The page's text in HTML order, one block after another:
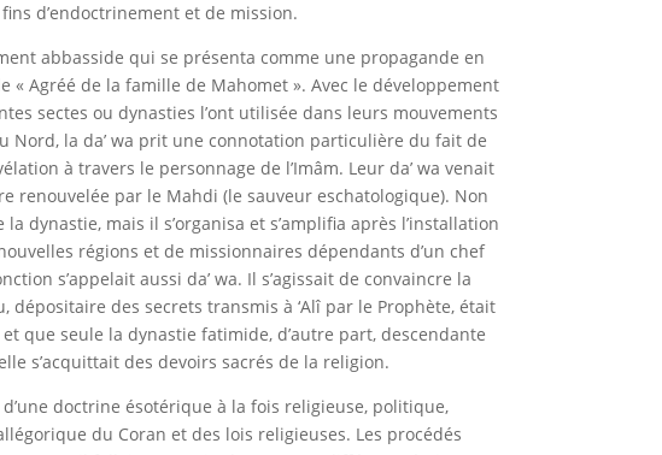
d’endoctrinement et de mission.
abbasside qui se présenta comme une propagande en
Agréé de la famille de Mahomet ». Avec le développement
sectes ou dynasties l’ont utilisée dans leurs mouvements
Nord, la da’ wa prit une connotation particulière du fait de
à travers le personnage de l’Imâm. Leur da’ wa venait
renouvelée par le Mahdi (le sauveur eschatologique). Non
dynastie, mais il s’organisa et s’amplifia après l’installation
régions et de missionnaires dépendants d’un chef
s’appelait aussi da’ wa. Il s’agissait de convaincre la
des secrets transmis à ‘Alî par le Prophète, était
que seule la dynastie fatimide, d’autre part, descendante
s’acquittait des devoirs sacrés de la religion.
doctrine ésotérique à la fois religieuse, politique,
du Coran et des lois religieuses. Les procédés